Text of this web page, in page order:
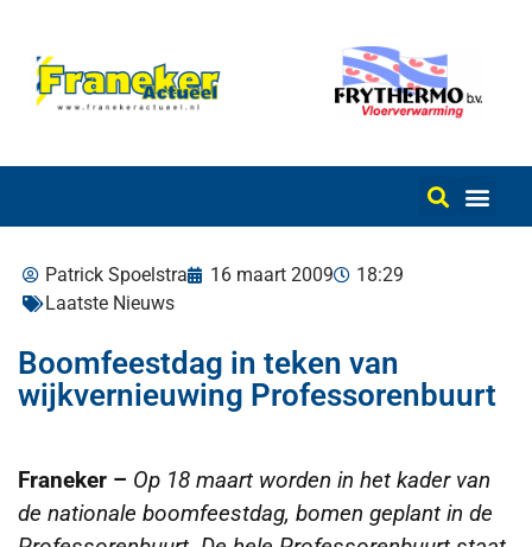
Patrick Spoelstra 16 maart 2009
18:29
Laatste Nieuws
Boomfeestdag in teken van
wijkvernieuwing Professorenbuurt
Franeker – Op 18 maart worden in het kader van
de nationale boomfeestdag, bomen geplant in de